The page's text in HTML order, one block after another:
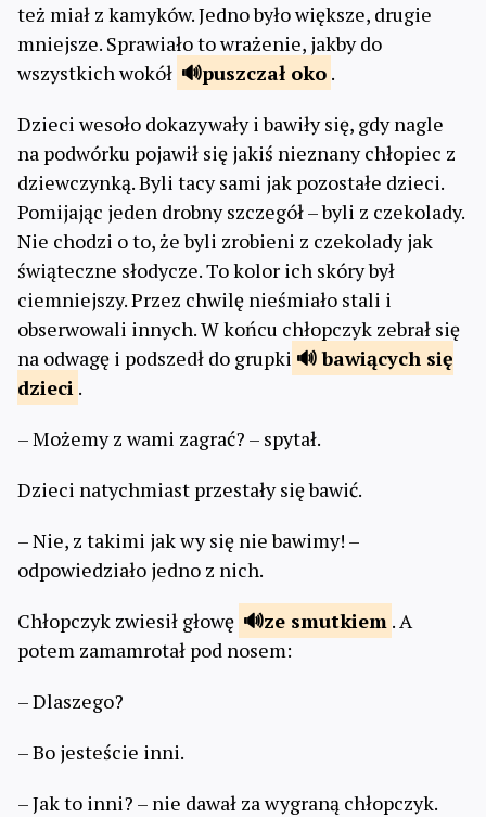
też miał z kamyków. Jedno było większe, drugie
mniejsze. Sprawiało to wrażenie, jakby do
wszystkich wokół
puszczał oko .
Dzieci wesoło dokazywały i bawiły się, gdy nagle
na podwórku pojawił się jakiś nieznany chłopiec z
dziewczynką. Byli tacy sami jak pozostałe dzieci.
Pomijając jeden drobny szczegół – byli z czekolady.
Nie chodzi o to, że byli zrobieni z czekolady jak
świąteczne słodycze. To kolor ich skóry był
ciemniejszy. Przez chwilę nieśmiało stali i
obserwowali innych. W końcu chłopczyk zebrał się
na odwagę i podszedł do grupki
bawiących się
dzieci .
– Możemy z wami zagrać? – spytał.
Dzieci natychmiast przestały się bawić.
– Nie, z takimi jak wy się nie bawimy! –
odpowiedziało jedno z nich.
Chłopczyk zwiesił głowę
ze smutkiem . A
potem zamamrotał pod nosem:
– Dlaszego?
– Bo jesteście inni.
– Jak to inni? – nie dawał za wygraną chłopczyk.